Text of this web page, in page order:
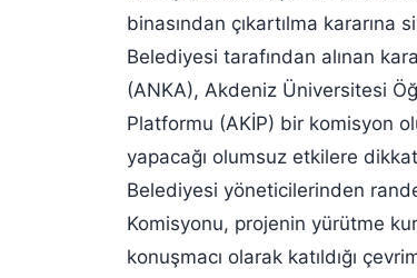
binasından çıkartılma
Belediyesi tarafından alınan
(ANKA), Akdeniz Üniversitesi
Platformu (AKİP) bir komisyon
yapacağı olumsuz etkilere
Belediyesi yöneticilerinden
Komisyonu, projenin yürütme
konuşmacı olarak katıldığı